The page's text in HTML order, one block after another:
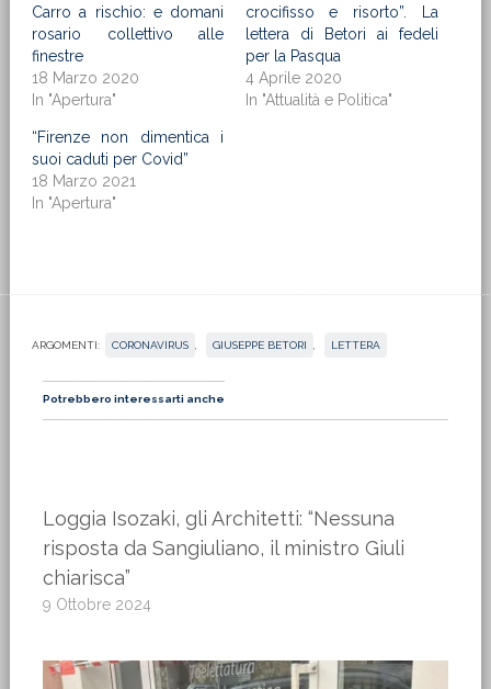
Carro a rischio: e domani
rosario collettivo alle
finestre
18 Marzo 2020
In "Apertura"
crocifisso e risorto”. La
lettera di Betori ai fedeli
per la Pasqua
4 Aprile 2020
In "Attualità e Politica"
“Firenze non dimentica i
suoi caduti per Covid”
18 Marzo 2021
In "Apertura"
ARGOMENTI: CORONAVIRUS GIUSEPPE BETORI LETTERA
Potrebbero interessarti anche
Loggia Isozaki, gli Architetti: “Nessuna
risposta da Sangiuliano, il ministro Giuli
chiarisca”
9 Ottobre 2024